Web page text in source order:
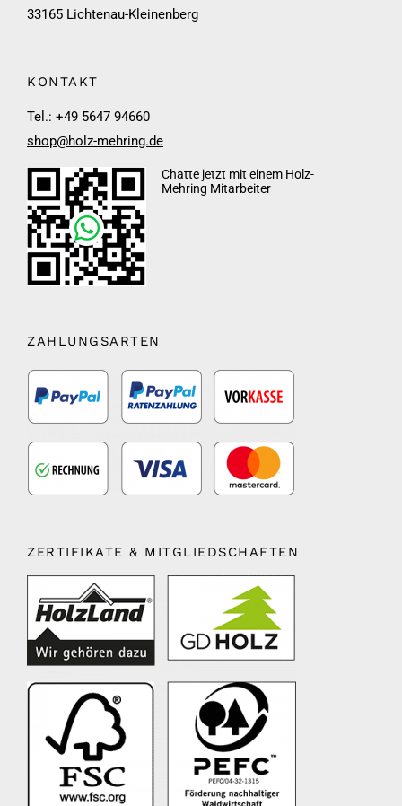
33165 Lichtenau-Kleinenberg
KONTAKT
Tel.: +49 5647 94660
shop@holz-mehring.de
Chatte jetzt mit einem Holz-
Mehring Mitarbeiter
ZAHLUNGSARTEN
ZERTIFIKATE & MITGLIEDSCHAFTEN